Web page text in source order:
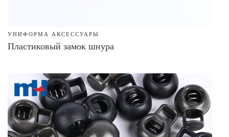
УНИФОРМА АКСЕССУАРЫ
Пластиковый замок шнура